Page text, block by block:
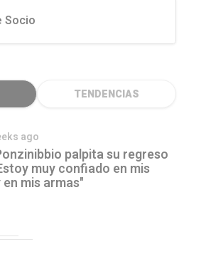
Socio
TENDENCIAS
ago
palpita su regreso
muy confiado en mis
mis armas"